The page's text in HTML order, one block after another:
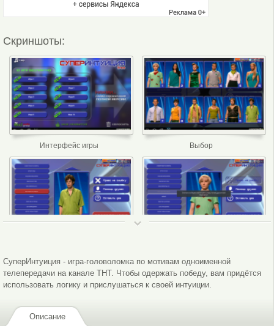
Скриншоты:
Интерфейс игры Выбор
СуперИнтуиция - игра-головоломка по мотивам одноименной
телепередачи на канале ТНТ. Чтобы одержать победу, вам придётся
использовать логику и прислушаться к своей интуиции.
Описание